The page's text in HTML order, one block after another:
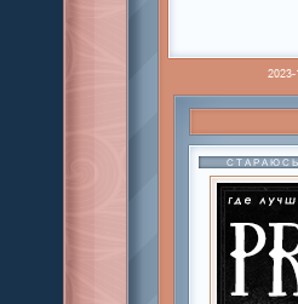
2023-
СТАРАЮСЬ